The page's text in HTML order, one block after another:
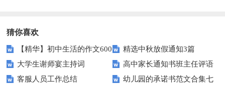
猜你喜欢
【精华】初中生活的作文600
字汇总10篇
精选中秋放假通知3篇
大学生谢师宴主持词
高中家长通知书班主任评语
客服人员工作总结
幼儿园的承诺书范文合集七